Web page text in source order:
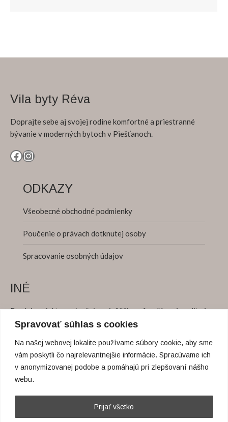
Spravovať súhlas s cookies
Na našej webovej lokalite používame súbory cookie, aby sme
vám poskytli čo najrelevantnejšie informácie. Spracúvame ich
v anonymizovanej podobe a pomáhajú pri zlepšovaní nášho
webu.
Prijať všetko
Vila byty Réva
Doprajte sebe aj svojej rodine komfortné a priestranné
bývanie v moderných bytoch v Piešťanoch.
Facebook Instagram
ODKAZY
Všeobecné obchodné podmienky
Poučenie o právach dotknutej osoby
Spracovanie osobných údajov
INÉ
Predaj projektu zastrešuje najväčšia nefranšízová realitná
kancelária TUreality.
Máte otázky?
Telefón:+421 948 777 027
info@tureality.sk